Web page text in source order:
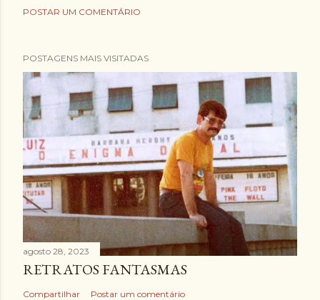
POSTAR UM COMENTÁRIO
POSTAGENS MAIS VISITADAS
agosto 28, 2023
RETRATOS FANTASMAS
Compartilhar Postar um comentário